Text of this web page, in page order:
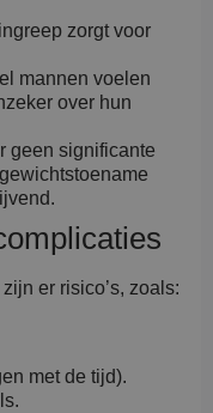
zorgt voor
mannen voelen
over hun
geen significante
er risico’s, zoals:
met de tijd).